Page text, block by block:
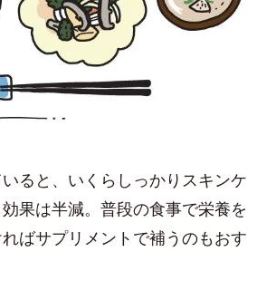
ると、いくらしっかりスキンケ
果は半減。普段の食事で栄養を
ばサプリメントで補うのもおす